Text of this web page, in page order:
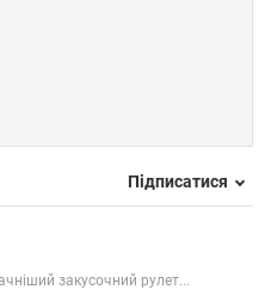
Підписатися
закусочний рулет...